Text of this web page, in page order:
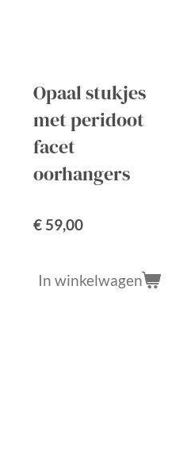
Opaal stukjes
met peridoot
facet
oorhangers
€ 59,00
In winkelwagen